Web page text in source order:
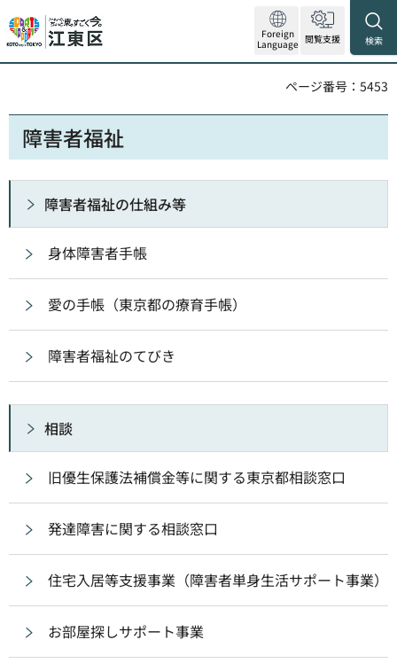
Foreign
Language 閲覧支援 検索
ページ番号：5453
障害者福祉
障害者福祉の仕組み等
身体障害者手帳
愛の手帳（東京都の療育手帳）
障害者福祉のてびき
相談
旧優生保護法補償金等に関する東京都相談窓口
発達障害に関する相談窓口
住宅入居等支援事業（障害者単身生活サポート事業）
お部屋探しサポート事業